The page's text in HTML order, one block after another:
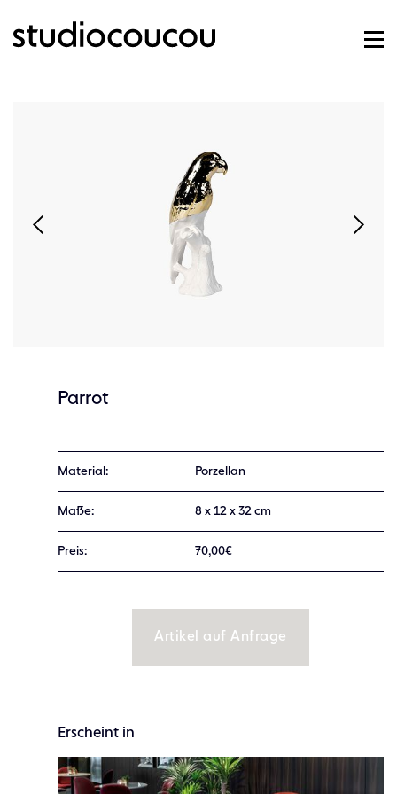
Parrot
Material: Porzellan
Maße: 8 x 12 x 32 cm
Preis: 70,00€
Artikel auf Anfrage
Erscheint in